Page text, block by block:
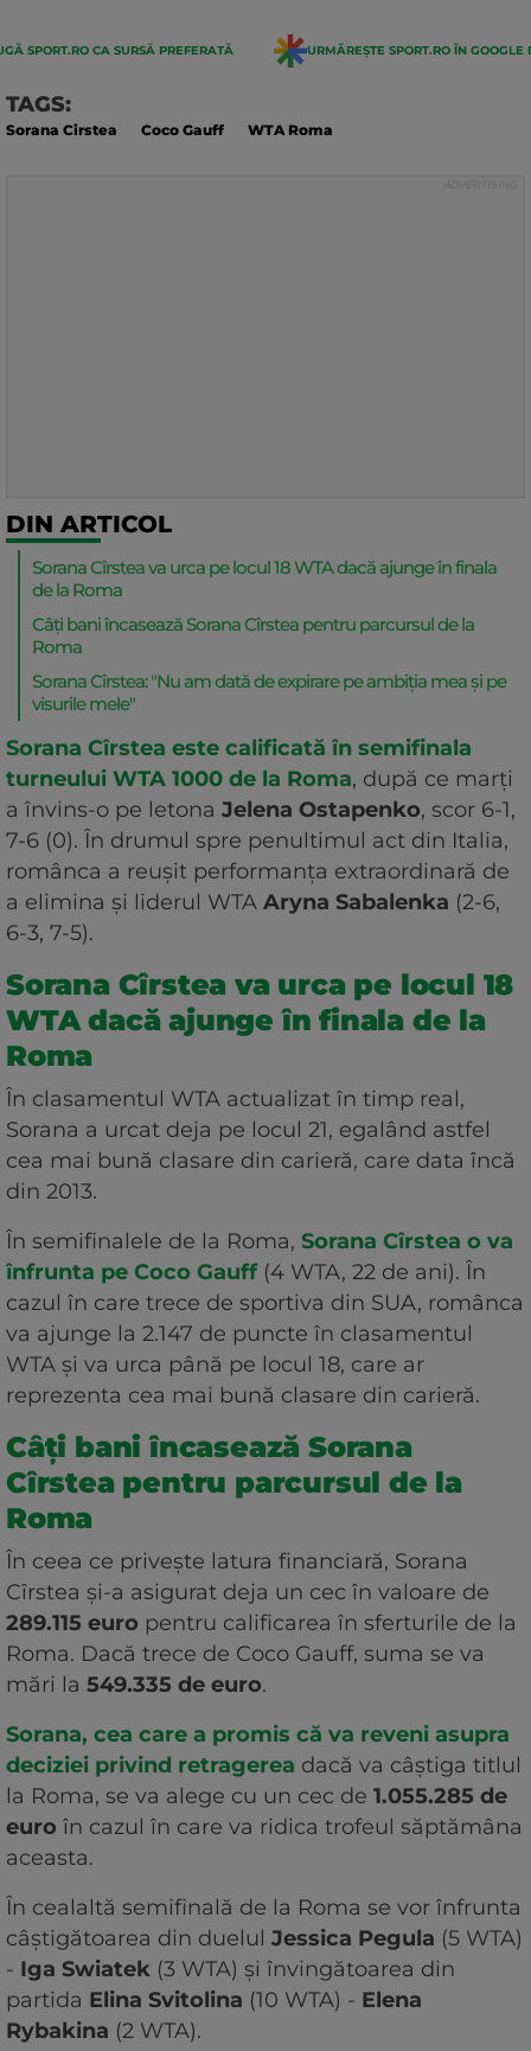
SPORT.RO CA SURSĂ PREFERATĂ URMĂREȘTE SPORT.RO ÎN GOOGLE
TAGS:
Sorana Cirstea Coco Gauff WTA Roma
DIN ARTICOL
Sorana Cîrstea va urca pe locul 18 WTA dacă ajunge în finala
de la Roma
Câți bani încasează Sorana Cîrstea pentru parcursul de la
Roma
Sorana Cîrstea: "Nu am dată de expirare pe ambiția mea și pe
visurile mele"
Sorana Cîrstea este calificată în semifinala
turneului WTA 1000 de la Roma, după ce marți
a învins-o pe letona Jelena Ostapenko, scor 6-1,
7-6 (0). În drumul spre penultimul act din Italia,
românca a reușit performanța extraordinară de
a elimina și liderul WTA Aryna Sabalenka (2-6,
6-3, 7-5).
Sorana Cîrstea va urca pe locul 18
WTA dacă ajunge în finala de la
Roma
În clasamentul WTA actualizat în timp real,
Sorana a urcat deja pe locul 21, egalând astfel
cea mai bună clasare din carieră, care data încă
din 2013.
În semifinalele de la Roma, Sorana Cîrstea o va
înfrunta pe Coco Gauff(4 WTA, 22 de ani). În
cazul în care trece de sportiva din SUA, românca
va ajunge la 2.147 de puncte în clasamentul
WTA și va urca până pe locul 18, care ar
reprezenta cea mai bună clasare din carieră.
Câți bani încasează Sorana
Cîrstea pentru parcursul de la
Roma
În ceea ce privește latura financiară, Sorana
Cîrstea și-a asigurat deja un cec în valoare de
289.115 euro pentru calificarea în sferturile de la
Roma. Dacă trece de Coco Gauff, suma se va
mări la 549.335 de euro.
Sorana, cea care a promis că va reveni asupra
deciziei privind retragerea dacă va câștiga titlul
la Roma, se va alege cu un cec de 1.055.285 de
euro în cazul în care va ridica trofeul săptămâna
aceasta.
În cealaltă semifinală de la Roma se vor înfrunta
câștigătoarea din duelul Jessica Pegula (5 WTA)
- Iga Swiatek (3 WTA) și învingătoarea din
partida Elina Svitolina (10 WTA) - Elena
Rybakina (2 WTA).